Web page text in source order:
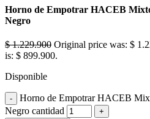
Horno de Empotrar HACEB
Negro
$1.229.900 Original price was: $
is: $ 899.900.
Disponible
Horno de Empotrar HACEB
Negro cantidad